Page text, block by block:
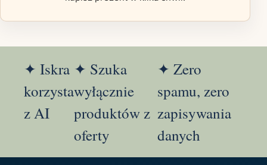
✦ Iskra
korzysta
z AI
✦ Szuka
wyłącznie
produktów z
oferty
✦ Zero
spamu, zero
zapisywania
danych